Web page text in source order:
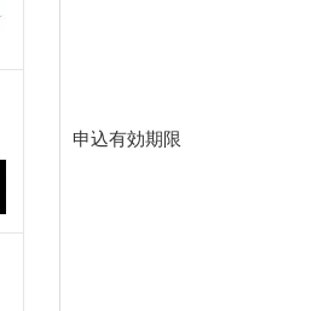
申込有効期限